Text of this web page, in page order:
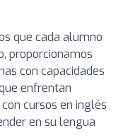
que cada alumno
proporcionamos
con capacidades
enfrentan
cursos en inglés
en su lengua